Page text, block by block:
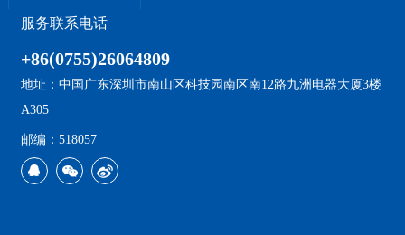
服务联系电话
+86(0755)26064809
地址：中国广东深圳市南山区科技园南区南12路九洲电器大厦3楼
A305
邮编：518057